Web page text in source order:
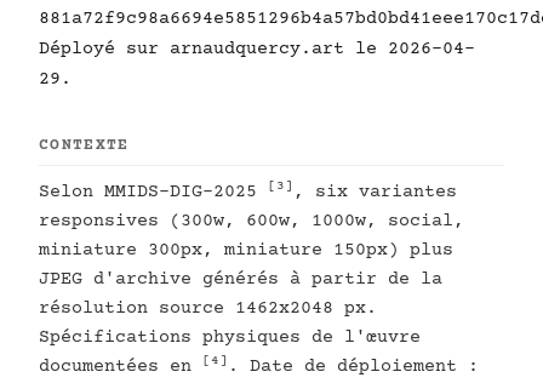
Déployé sur arnaudquercy.art le 2026-04-
29.
CONTEXTE
Selon MMIDS-DIG-2025 [3] , six variantes
responsives (300w, 600w, 1000w, social,
miniature 300px, miniature 150px) plus
JPEG d'archive générés à partir de la
résolution source 1462x2048 px.
Spécifications physiques de l'œuvre
documentées en
[4] . Date de déploiement :